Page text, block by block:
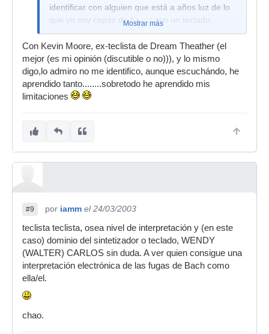
identificar con alguien que está a años luz de lo
que yo soy capaz de hacer con un teclado.
Mostrar más
Con Kevin Moore, ex-teclista de Dream Theather (el
mejor (es mi opinión (discutible o no))), y lo mismo
digo,lo admiro no me identifico, aunque escuchándo, he
aprendido tanto........sobretodo he aprendido mis
limitaciones
#9 por iamm el 24/03/2003
teclista teclista, osea nivel de interpretación y (en este
caso) dominio del sintetizador o teclado, WENDY
(WALTER) CARLOS sin duda. A ver quien consigue una
interpretación electrónica de las fugas de Bach como
ella/el.
chao.